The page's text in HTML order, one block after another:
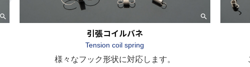
引張コイルバネ
Tension coil spring
様々なフック形状に対応します。